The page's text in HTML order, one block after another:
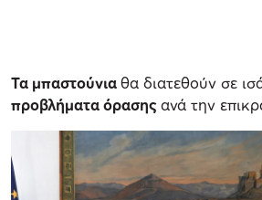
Τα μπαστούνιαθα διατεθούν σε
προβλήματα όρασηςανά την